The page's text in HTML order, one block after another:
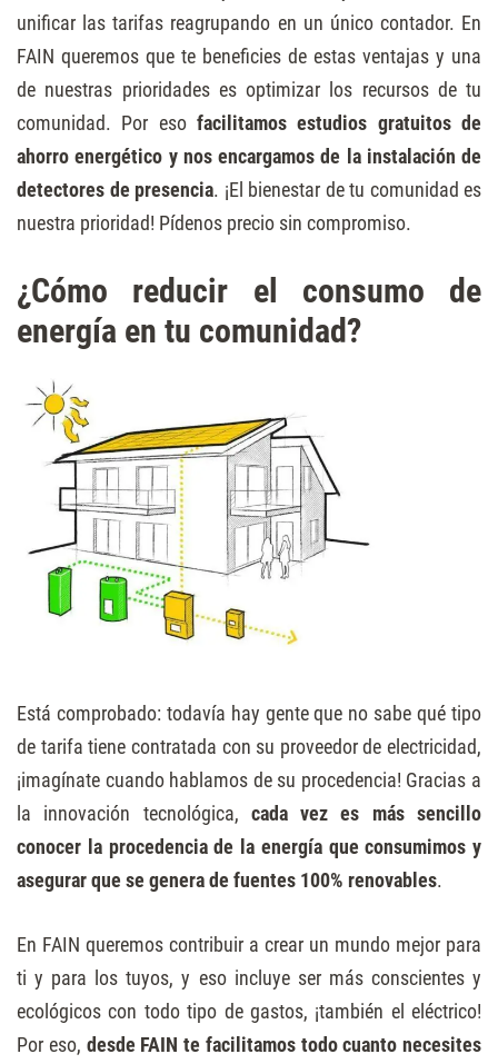
unificar las tarifas reagrupando en un único contador. En
FAIN queremos que te beneficies de estas ventajas y una
de nuestras prioridades es optimizar los recursos de tu
comunidad. Por esofacilitamos estudios gratuitos de
ahorro energético y nos encargamos de la instalación de
detectores de presencia. ¡El bienestar de tu comunidad es
nuestra prioridad! Pídenos precio sin compromiso.
¿Cómo reducir el consumo de
energía en tu comunidad?
Está comprobado: todavía hay gente que no sabe qué tipo
de tarifa tiene contratada con su proveedor de electricidad,
¡imagínate cuando hablamos de su procedencia! Gracias a
la innovación tecnológica, cada vez es más sencillo
conocer la procedencia de la energía que consumimos y
asegurar que se genera de fuentes 100% renovables.
En FAIN queremos contribuir a crear un mundo mejor para
ti y para los tuyos, y eso incluye ser más conscientes y
ecológicos con todo tipo de gastos, ¡también el eléctrico!
Por eso, desde FAIN te facilitamos todo cuanto necesites